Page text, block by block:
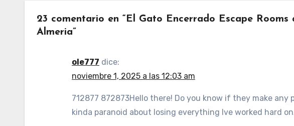
23 comentario en “El Gato Encerrado Escape Rooms
Almeria”
ole777 dice:
noviembre 1, 2025 a las 12:03 am
712877 872873Hello there! Do you know if they make
kinda paranoid about losing everything Ive worked hard